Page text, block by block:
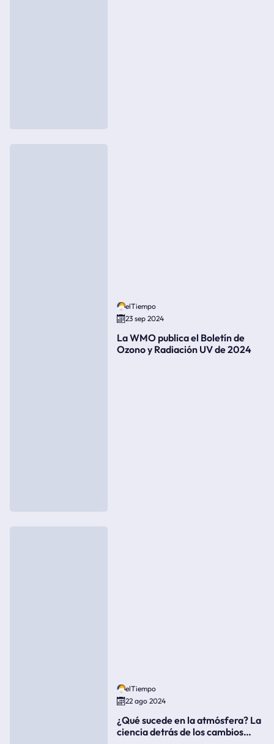
elTiempo
23 sep 2024
La WMO publica el Boletín de
Ozono y Radiación UV de 2024
elTiempo
22 ago 2024
¿Qué sucede en la atmósfera? La
ciencia detrás de los cambios